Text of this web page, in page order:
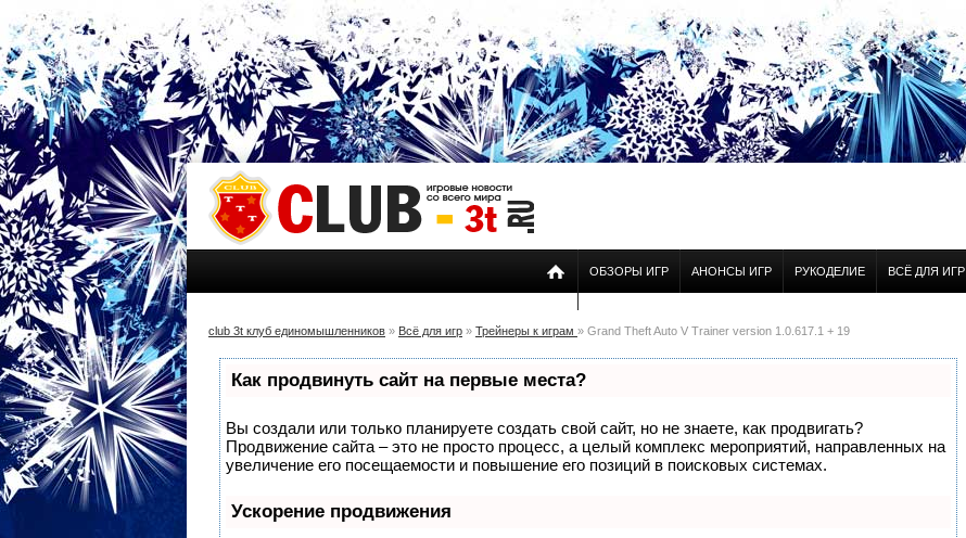
ОБЗОРЫ ИГР АНОНСЫ ИГР РУКОДЕЛИЕ ВСЁ ДЛЯ ИГР
club 3t клуб единомышленников » Всё для игр » Трейнеры к играм » Grand Theft Auto V Trainer version 1.0.617.1 + 19
Как продвинуть сайт на первые места?
Вы создали или только планируете создать свой сайт, но не знаете, как продвигать?
Продвижение сайта – это не просто процесс, а целый комплекс мероприятий, направленных на
увеличение его посещаемости и повышение его позиций в поисковых системах.
Ускорение продвижения